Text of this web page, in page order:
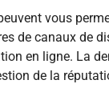
vous
de canaux de
en ligne. La
de la